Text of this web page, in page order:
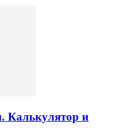
Калькулятор и